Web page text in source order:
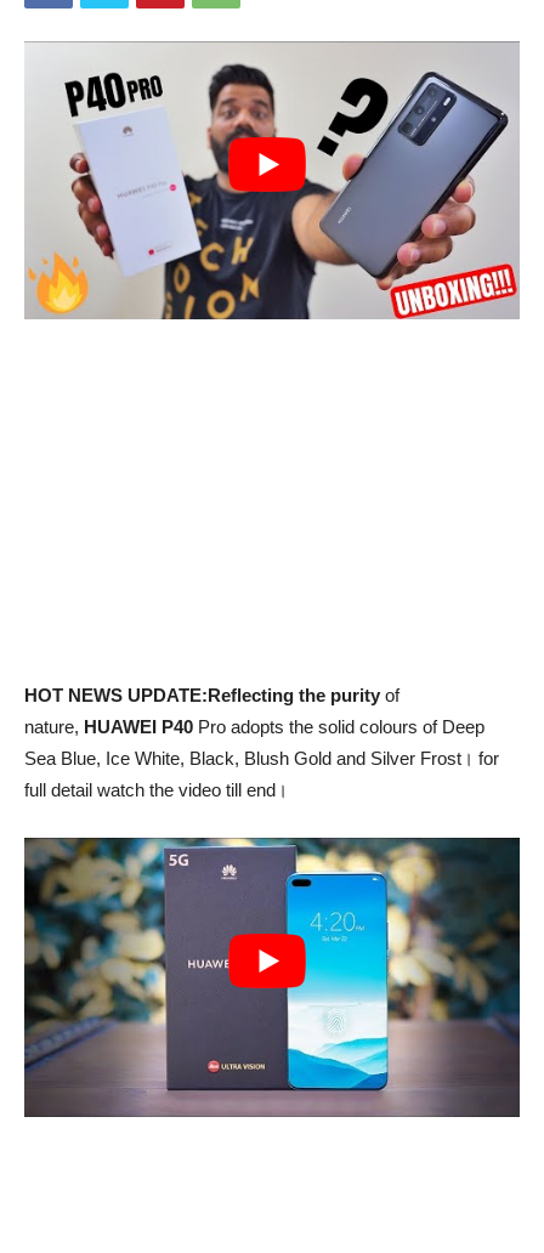
HOT NEWS UPDATE:Reflecting the purity of
nature, HUAWEI P40 Pro adopts the solid colours of Deep
Sea Blue, Ice White, Black, Blush Gold and Silver Frost। for
full detail watch the video till end।